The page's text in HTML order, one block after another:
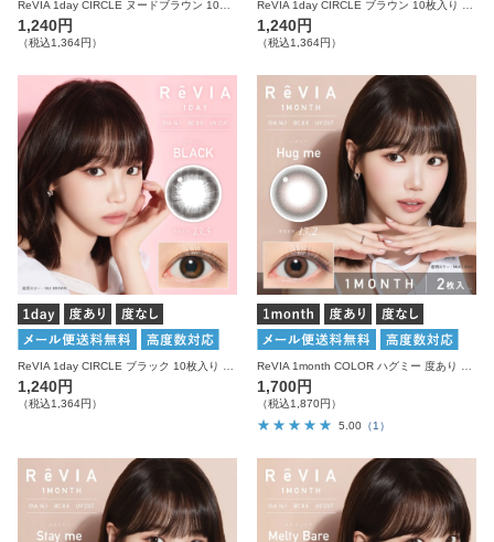
1,240円
（税込1,364円）
1,240円
（税込1,364円）
1,240円
（税込1,364円）
1,700円
（税込1,870円）
5.00 （1）